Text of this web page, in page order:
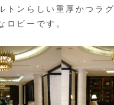
トンらしい重厚かつラ
ロビーです。